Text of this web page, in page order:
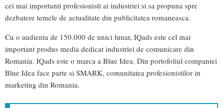
cei mai importanti profesionisti ai industriei si sa propuna spre
dezbatere temele de actualitate din publicitatea romaneasca.
Cu o audienta de 150.000 de unici lunar, IQads este cel mai
important produs media dedicat industriei de comunicare din
Romania. IQads este o marca a Blue Idea. Din portofoliul companiei
Blue Idea face parte si SMARK, comunitatea profesionistilor in
marketing din Romania.